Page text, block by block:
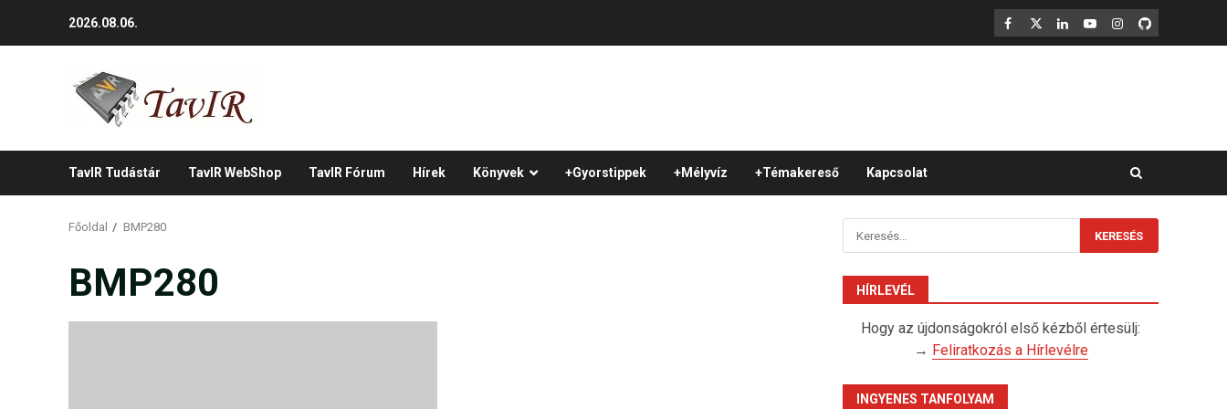
2026.08.06. F X LinkedIn
YouTubeInstagram
GitHub
TavIR Tudástár TavIR WebShop TavIR Fórum Hírek Könyvek +Gyorstippek +Mélyvíz +Témakereső Kapcsolat
Főoldal BMP280
BMP280
Keresés:
HÍRLEVÉL
Hogy az újdonságokról első kézből értesülj:
→ Feliratkozás a Hírlevélre
INGYENES TANFOLYAM